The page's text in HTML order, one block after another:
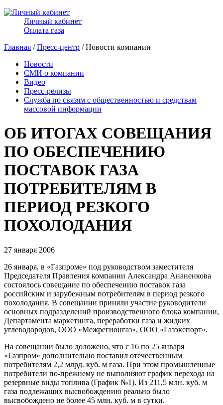
Личный кабинет
Оплата газа
Главная /Пресс-центр / Новости компании
Новости
СМИ о компании
Видео
Пресс-релизы
Служба по связям с общественностью и средствам
массовой информации
ОБ ИТОГАХ СОВЕЩАНИЯ
ПО ОБЕСПЕЧЕНИЮ
ПОСТАВОК ГАЗА
ПОТРЕБИТЕЛЯМ В
ПЕРИОД РЕЗКОГО
ПОХОЛОДАНИЯ
27 января 2006
26 января, в «Газпроме» под руководством заместителя
Председателя Правления компании Александра Ананенкова
состоялось совещание по обеспечению поставок газа
российским и зарубежным потребителям в период резкого
похолодания. В совещании приняли участие руководители
основных подразделений производственного блока компании,
Департамента маркетинга, переработки газа и жидких
углеводородов, ООО «Межрегионгаз», ООО «Газэкспорт».
На совещании было доложено, что с 16 по 25 января
«Газпром» дополнительно поставил отечественным
потребителям 2,2 млрд. куб. м газа. При этом промышленные
потребители по-прежнему не выполняют график перехода на
резервные виды топлива (График №1). Из 211,5 млн. куб. м
газа подлежащих высвобождению реально было
высвобождено не более 45 млн. куб. м в сутки.